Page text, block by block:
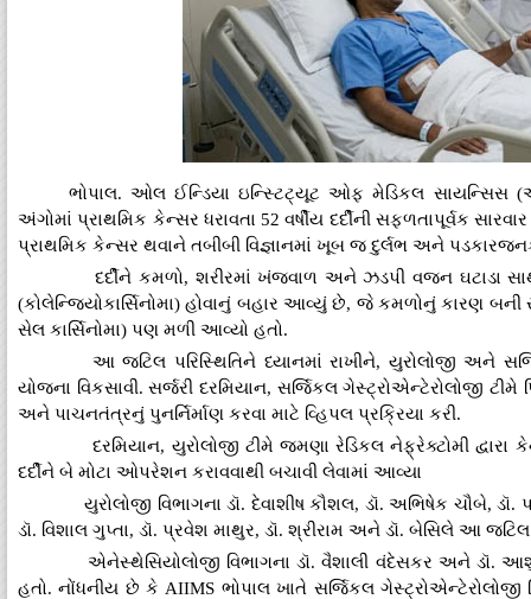
ભોપાલ. ઓલ ઈન્ડિયા ઇન્સ્ટિટ્યૂટ ઓફ મેડિકલ
અંગોમાં પ્રાથમિક કેન્સર ધરાવતા 52 વર્ષીય દર્દીની સફળતાપૂર્વક
પ્રાથમિક કેન્સર થવાને તબીબી વિજ્ઞાનમાં ખૂબ જ દુર્લભ અને
દર્દીને કમળો, શરીરમાં ખંજવાળ અને ઝડપી વજન ઘટાડા
(કોલેન્જિયોકાર્સિનોમા) હોવાનું બહાર આવ્યું છે, જે કમળોનું કારણ
સેલ કાર્સિનોમા) પણ મળી આવ્યો હતો.
આ જટિલ પરિસ્થિતિને ધ્યાનમાં રાખીને, યુરોલોજી અને
યોજના વિકસાવી. સર્જરી દરમિયાન, સર્જિકલ ગેસ્ટ્રોએન્ટેરોલોજી
અને પાચનતંત્રનું પુનર્નિર્માણ કરવા માટે વ્હિપલ પ્રક્રિયા કરી.
દરમિયાન, યુરોલોજી ટીમે જમણા રેડિકલ નેફ્રેક્ટોમી
દર્દીને બે મોટા ઓપરેશન કરાવવાથી બચાવી લેવામાં આવ્યા
યુરોલોજી વિભાગના ડૉ. દેવાશીષ કૌશલ, ડૉ. અભિષેક ચૌબે,
ડૉ. વિશાલ ગુપ્તા, ડૉ. પ્રવેશ માથુર, ડૉ. શ્રીરામ અને ડૉ. બેસિલે આ
એનેસ્થેસિયોલોજી વિભાગના ડૉ. વૈશાલી વંદેસકર અને ડૉ.
હતો. નોંધનીય છે કે AIIMS ભોપાલ ખાતે સર્જિકલ ગેસ્ટ્રોએન્ટેરોલોજી